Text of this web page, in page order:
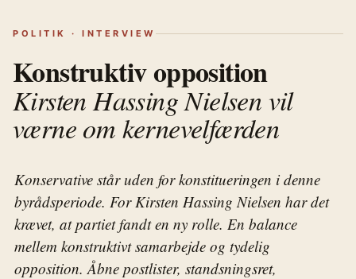
POLITIK · INTERVIEW
Konstruktiv opposition
Kirsten Hassing Nielsen vil
værne om kernevelfærden
Konservative står uden for konstitueringen i denne
byrådsperiode. For Kirsten Hassing Nielsen har det
krævet, at partiet fandt en ny rolle. En balance
mellem konstruktivt samarbejde og tydelig
opposition. Åbne postlister, standsningsret,